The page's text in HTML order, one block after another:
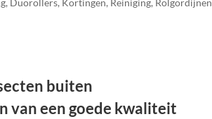
buiten
van een goede kwaliteit